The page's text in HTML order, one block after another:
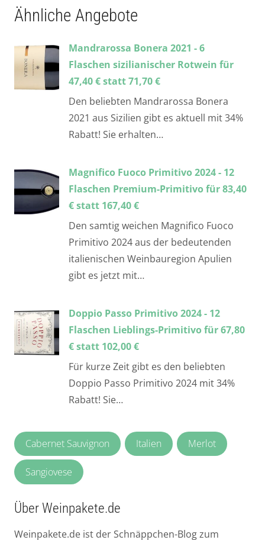
Ähnliche Angebote
Mandrarossa Bonera 2021 - 6
Flaschen sizilianischer Rotwein für
47,40 € statt 71,70 €
Den beliebten Mandrarossa Bonera
2021 aus Sizilien gibt es aktuell mit 34%
Rabatt! Sie erhalten…
Magnifico Fuoco Primitivo 2024 - 12
Flaschen Premium-Primitivo für 83,40
€ statt 167,40 €
Den samtig weichen Magnifico Fuoco
Primitivo 2024 aus der bedeutenden
italienischen Weinbauregion Apulien
gibt es jetzt mit…
Doppio Passo Primitivo 2024 - 12
Flaschen Lieblings-Primitivo für 67,80
€ statt 102,00 €
Für kurze Zeit gibt es den beliebten
Doppio Passo Primitivo 2024 mit 34%
Rabatt! Sie…
Cabernet Sauvignon Italien Merlot
Sangiovese
Über Weinpakete.de
Weinpakete.de ist der Schnäppchen-Blog zum